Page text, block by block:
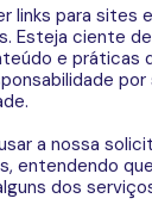
links para sites
Esteja ciente
e práticas
a nossa
entendendo
dos